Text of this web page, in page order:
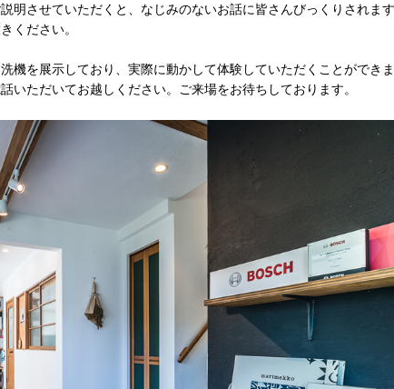
明させていただくと、なじみのないお話に皆さんびっくりされま
ください。
機を展示しており、実際に動かして体験していただくことができ
いただいてお越しください。ご来場をお待ちしております。